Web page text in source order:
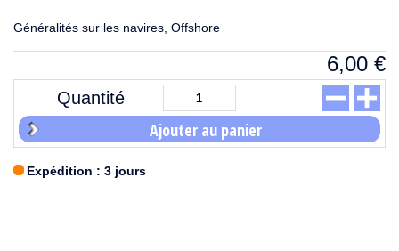
Généralités sur les navires, Offshore
6,00 €
Quantité
Ajouter au panier
Expédition : 3 jours